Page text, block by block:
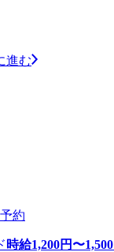
進む
約
時給1,200円〜1,500